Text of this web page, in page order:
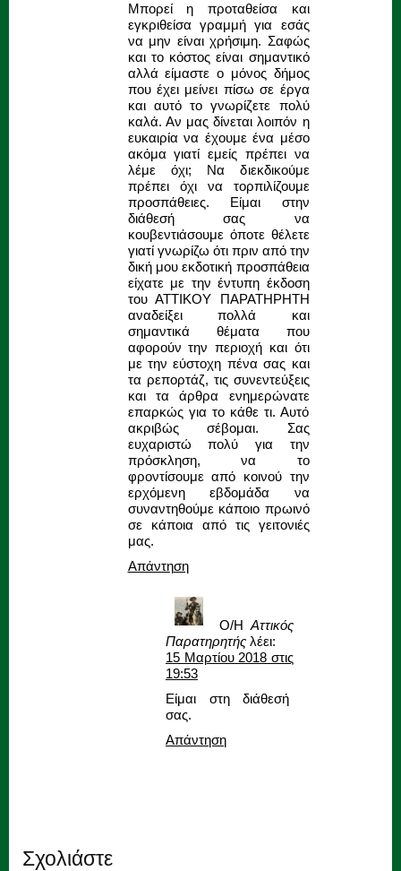
Μπορεί η προταθείσα και
εγκριθείσα γραμμή για εσάς
να μην είναι χρήσιμη. Σαφώς
και το κόστος είναι σημαντικό
αλλά είμαστε ο μόνος δήμος
που έχει μείνει πίσω σε έργα
και αυτό το γνωρίζετε πολύ
καλά. Αν μας δίνεται λοιπόν η
ευκαιρία να έχουμε ένα μέσο
ακόμα γιατί εμείς πρέπει να
λέμε όχι; Να διεκδικούμε
πρέπει όχι να τορπιλίζουμε
προσπάθειες. Είμαι στην
διάθεσή σας να
κουβεντιάσουμε όποτε θέλετε
γιατί γνωρίζω ότι πριν από την
δική μου εκδοτική προσπάθεια
είχατε με την έντυπη έκδοση
του ΑΤΤΙΚΟΥ ΠΑΡΑΤΗΡΗΤΗ
αναδείξει πολλά και
σημαντικά θέματα που
αφορούν την περιοχή και ότι
με την εύστοχη πένα σας και
τα ρεπορτάζ, τις συνεντεύξεις
και τα άρθρα ενημερώνατε
επαρκώς για το κάθε τι. Αυτό
ακριβώς σέβομαι. Σας
ευχαριστώ πολύ για την
πρόσκληση, να το
φροντίσουμε από κοινού την
ερχόμενη εβδομάδα να
συναντηθούμε κάποιο πρωινό
σε κάποια από τις γειτονιές
μας.
Απάντηση
Ο/Η Αττικός
Παρατηρητής λέει:
15 Μαρτίου 2018 στις
19:53
Είμαι στη διάθεσή
σας.
Απάντηση
Σχολιάστε